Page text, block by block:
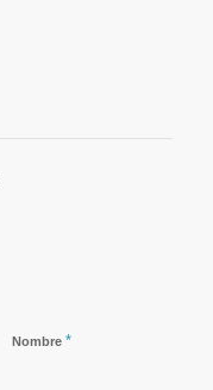
Nombre *